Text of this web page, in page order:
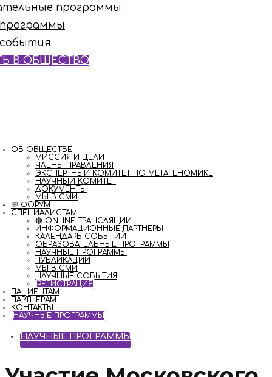
программы
В ОБЩЕСТВО
ОБ ОБЩЕСТВЕ
МИССИЯ И ЦЕЛИ
ЧЛЕНЫ ПРАВЛЕНИЯ
ЭКСПЕРТНЫЙ КОМИТЕТ ПО МЕТАГЕНОМИКЕ
НАУЧНЫЙ КОМИТЕТ
ДОКУМЕНТЫ
МЫ В СМИ
💬 ФОРУМ
СПЕЦИАЛИСТАМ
🔴 ONLINE ТРАНСЛЯЦИИ
ИНФОРМАЦИОННЫЕ ПАРТНЕРЫ
КАЛЕНДАРЬ СОБЫТИЙ
ОБРАЗОВАТЕЛЬНЫЕ ПРОГРАММЫ
НАУЧНЫЕ ПРОГРАММЫ
ПУБЛИКАЦИИ
МЫ В СМИ
НАУЧНЫЕ СОБЫТИЯ
РЕГИСТРАЦИЯ
ПАЦИЕНТАМ
ПАРТНЁРАМ
КОНТАКТЫ
НАУЧНЫЕ ПРОГРАММЫ
НАУЧНЫЕ ПРОГРАММЫ